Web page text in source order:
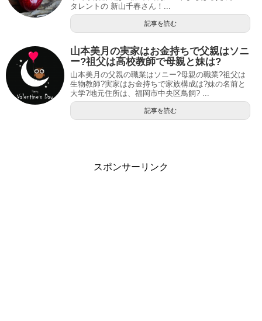
タレントの 新山千春さん！...
記事を読む
山本美月の実家はお金持ちで父親はソニ
ー?祖父は高校教師で母親と妹は?
山本美月の父親の職業はソニー?母親の職業?祖父は
生物教師?実家はお金持ちで家族構成は?妹の名前と
大学?地元住所は、福岡市中央区鳥飼? ...
記事を読む
スポンサーリンク